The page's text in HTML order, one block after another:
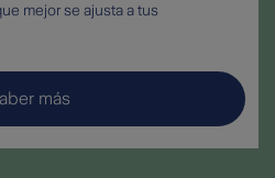
mejor se ajusta a tus
más